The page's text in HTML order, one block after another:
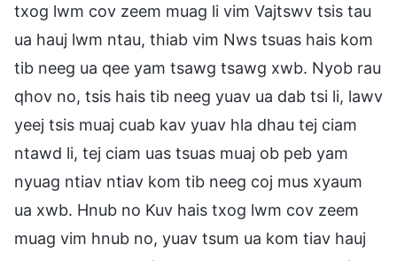
txog lwm cov zeem muag li vim Vajtswv tsis tau
ua hauj lwm ntau, thiab vim Nws tsuas hais kom
tib neeg ua qee yam tsawg tsawg xwb. Nyob rau
qhov no, tsis hais tib neeg yuav ua dab tsi li, lawv
yeej tsis muaj cuab kav yuav hla dhau tej ciam
ntawd li, tej ciam uas tsuas muaj ob peb yam
nyuag ntiav ntiav kom tib neeg coj mus xyaum
ua xwb. Hnub no Kuv hais txog lwm cov zeem
muag vim hnub no, yuav tsum ua kom tiav hauj